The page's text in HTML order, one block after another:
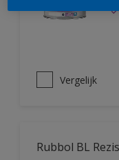
Vergelijk
Rubbol BL